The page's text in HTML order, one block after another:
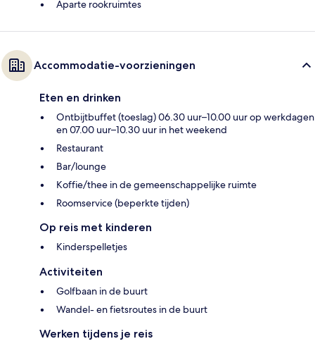
Aparte rookruimtes
Accommodatie-voorzieningen
Eten en drinken
Ontbijtbuffet (toeslag) 06.30 uur–10.00 uur op werkdagen
en 07.00 uur–10.30 uur in het weekend
Restaurant
Bar/lounge
Koffie/thee in de gemeenschappelijke ruimte
Roomservice (beperkte tijden)
Op reis met kinderen
Kinderspelletjes
Activiteiten
Golfbaan in de buurt
Wandel- en fietsroutes in de buurt
Werken tijdens je reis